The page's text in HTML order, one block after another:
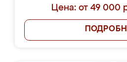
Цена: от 49 000